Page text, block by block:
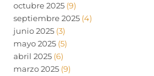
octubre 2025 (9)
septiembre 2025 (4)
junio 2025 (3)
mayo 2025 (5)
abril 2025 (6)
marzo 2025 (9)